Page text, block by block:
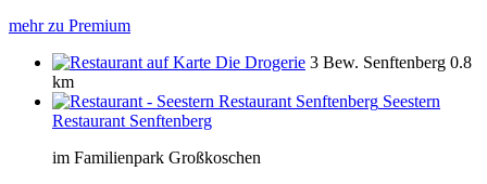
mehr zu Premium
Die Drogerie 3 Bew. Senftenberg 0.8
km
Seestern
Restaurant Senftenberg
im Familienpark Großkoschen